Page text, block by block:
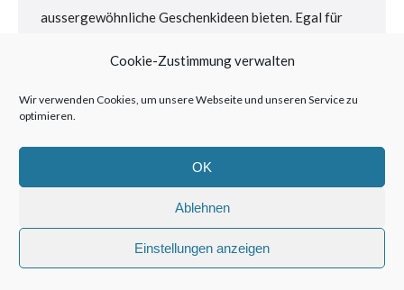
Cookie-Zustimmung verwalten
Wir verwenden Cookies, um unsere Webseite und unseren Service zu
optimieren.
OK
Ablehnen
Einstellungen anzeigen
aussergewöhnliche Geschenkideen bieten. Egal für
Geschenkfuchs hat eine passende Geschenkidee für…
Rechtliches